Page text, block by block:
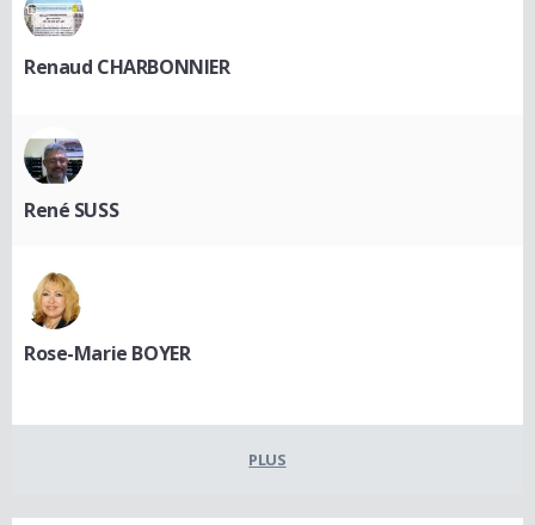
Renaud CHARBONNIER
René SUSS
Rose-Marie BOYER
PLUS